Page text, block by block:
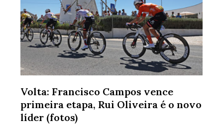
Volta: Francisco Campos vence
primeira etapa, Rui Oliveira é o novo
líder (fotos)